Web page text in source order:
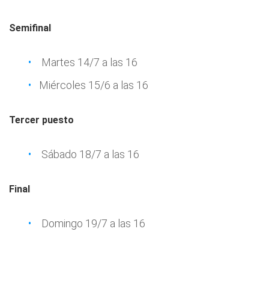
Semifinal
Martes 14/7 a las 16
Miércoles 15/6 a las 16
Tercer puesto
Sábado 18/7 a las 16
Final
Domingo 19/7 a las 16